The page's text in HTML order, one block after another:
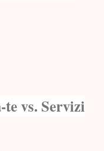
te vs. Servizi